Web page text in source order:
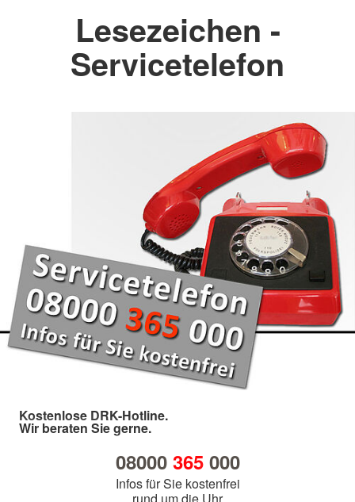
Lesezeichen -
Servicetelefon
Kostenlose DRK-Hotline.
Wir beraten Sie gerne.
08000 365000
Infos für Sie kostenfrei